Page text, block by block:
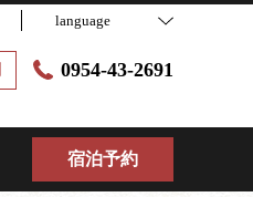
language
0954-43-2691
宿泊予約